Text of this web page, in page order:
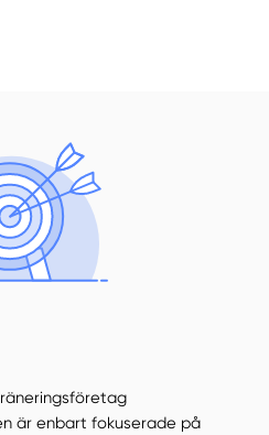
är enbart fokuserade på